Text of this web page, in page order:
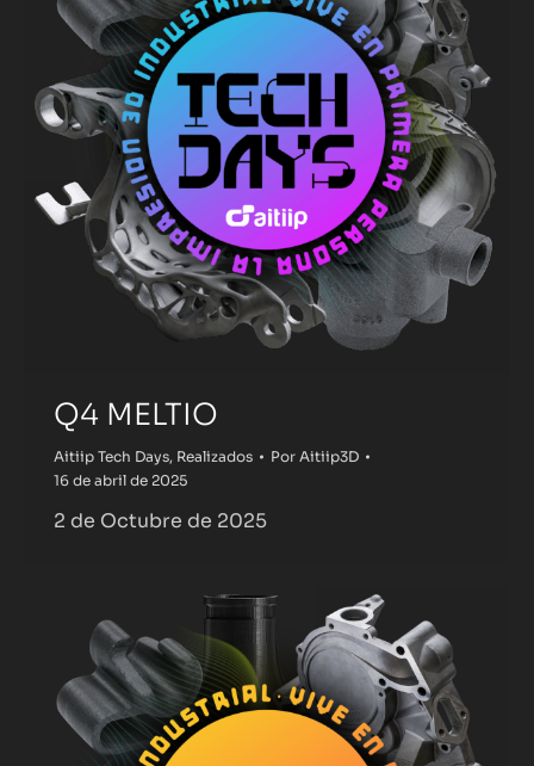
Q4 MELTIO
Aitiip Tech Days, Realizados Por Aitiip3D
16 de abril de 2025
2 de Octubre de 2025